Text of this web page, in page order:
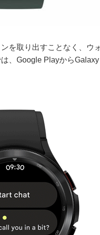
を取り出すことなく、ウ
、Google Playから